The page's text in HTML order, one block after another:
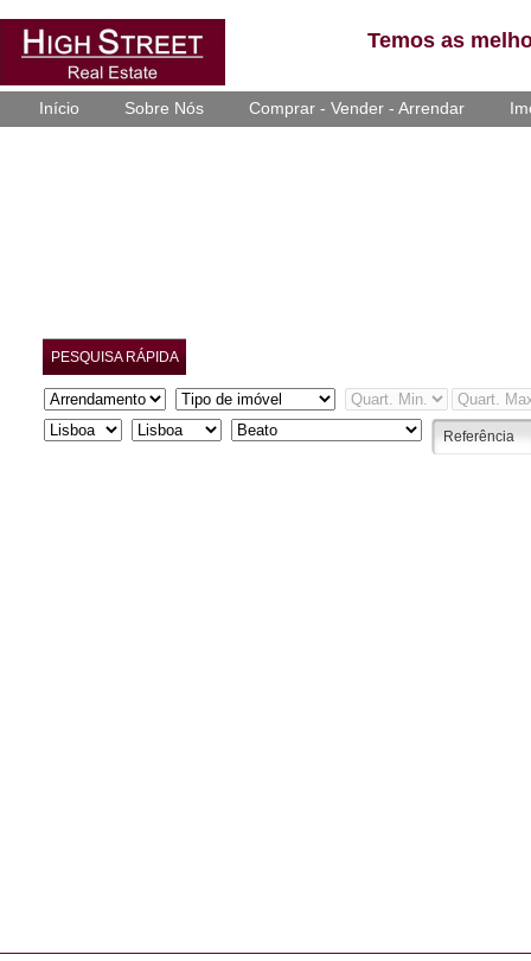
Temos as
Início Sobre Nós Comprar - Vender - Arrendar
PESQUISA RÁPIDA